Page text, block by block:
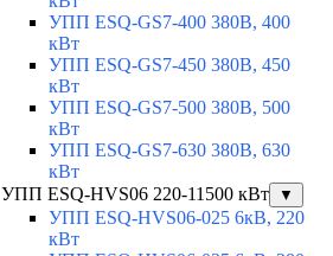
УПП ESQ-GS7-400 380В, 400
кВт
УПП ESQ-GS7-450 380В, 450
кВт
УПП ESQ-GS7-500 380В, 500
кВт
УПП ESQ-GS7-630 380В, 630
кВт
УПП ESQ-HVS06 220-11500 кВт
▼
УПП ESQ-HVS06-025 6кВ, 220
кВт